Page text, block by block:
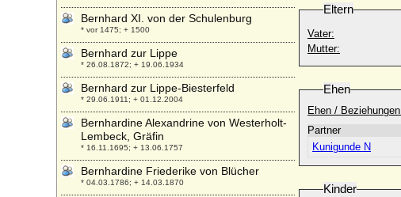
Eltern
Vater:
Mutter:
Ehen
Ehen /
Partner
Kunigunde N
Kinder
Bernhard XI. von der Schulenburg
* vor 1475; + 1500
Bernhard zur Lippe
* 26.08.1872; + 19.06.1934
Bernhard zur Lippe-Biesterfeld
* 29.06.1911; + 01.12.2004
Bernhardine Alexandrine von Westerholt-
Lembeck, Gräfin
* 16.11.1695; + 13.06.1757
Bernhardine Friederike von Blücher
* 04.03.1786; + 14.03.1870